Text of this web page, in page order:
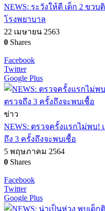
NEWS: ระวังให้ดี เด็ก 2 ขว
โรงพยาบาล
22 เมษายน 2563
0 Shares
Facebook
Twitter
Google Plus
ข่าว
NEWS: ตรวจครั้งแรกไม่พบ!
ถึง 3 ครั้งถึงจะพบเชื้อ
5 พฤษภาคม 2564
0 Shares
Facebook
Twitter
Google Plus